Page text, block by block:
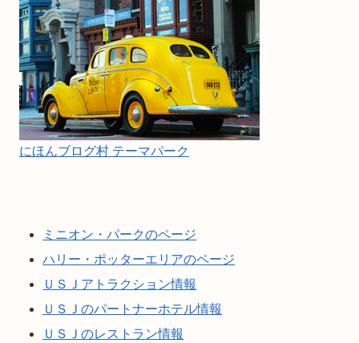
にほんブログ村 テーマパーク
ミニオン・パークのページ
ハリー・ポッターエリアのページ
ＵＳＪアトラクション情報
ＵＳＪのパートナーホテル情報
ＵＳＪのレストラン情報